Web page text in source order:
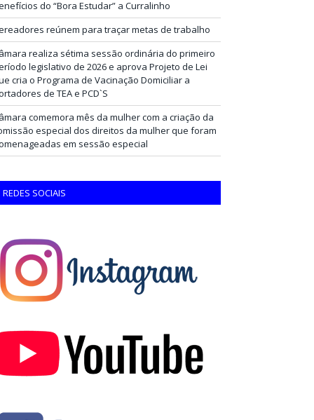
do “Bora Estudar” a Curralinho
reúnem para traçar metas de trabalho
realiza sétima sessão ordinária do primeiro
legislativo de 2026 e aprova Projeto de Lei
cria o Programa de Vacinação Domiciliar a
de TEA e PCD`S
comemora mês da mulher com a criação da
especial dos direitos da mulher que foram
em sessão especial
REDES SOCIAIS